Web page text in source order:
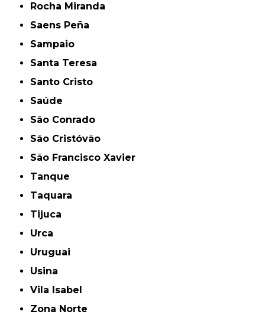
Rocha Miranda
Saens Peña
Sampaio
Santa Teresa
Santo Cristo
Saúde
São Conrado
São Cristóvão
São Francisco Xavier
Tanque
Taquara
Tijuca
Urca
Uruguai
Usina
Vila Isabel
Zona Norte